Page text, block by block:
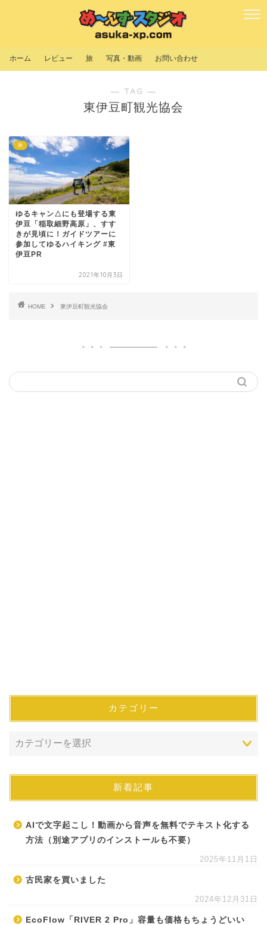
ホーム レビュー 旅 写真・動画 お問い合わせ
― TAG ―
東伊豆町観光協会
旅
ゆるキャン△にも登場する東
伊豆「稲取細野高原」、すす
きが見頃に！ガイドツアーに
参加してゆるハイキング #東
伊豆PR
2021年10月3日
HOME 東伊豆町観光協会
カテゴリー
新着記事
AIで文字起こし！動画から音声を無料でテキスト化する
方法（別途アプリのインストールも不要）
2025年11月1日
古民家を買いました
2024年12月31日
EcoFlow「RIVER 2 Pro」容量も価格もちょうどいい